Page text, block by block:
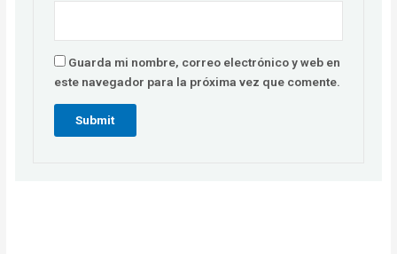
Guarda mi nombre, correo electrónico y web en
este navegador para la próxima vez que comente.